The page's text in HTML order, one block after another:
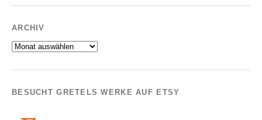
ARCHIV
Archiv
BESUCHT GRETELS WERKE AUF ETSY